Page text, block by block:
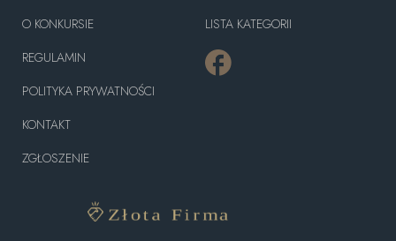
O KONKURSIE
REGULAMIN
POLITYKA PRYWATNOŚCI
KONTAKT
ZGŁOSZENIE
LISTA KATEGORII